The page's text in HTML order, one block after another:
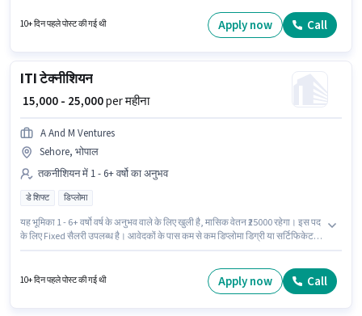
फूड हाईजीन/ सेफ्टी जैसी स्किल्स होनी चाहिए।
10+ दिन पहले पोस्ट की गई थी Apply now Call
ITI टेक्नीशियन
₹ 15,000 - 25,000per महीना
A And M Ventures
Sehore, भोपाल
तकनीशियन में 1 - 6+ वर्षो का अनुभव
डे शिफ्ट डिप्लोमा
यह भूमिका 1 - 6+ वर्षो वर्ष के अनुभव वाले के लिए खुली है, मासिक वेतन ₹25000 रहेगा। इस पद
के लिए Fixed सैलरी उपलब्ध है। आवेदकों के पास कम से कम डिप्लोमा डिग्री या सर्टिफिकेट
6 days working प्रति सप्ताह है।
10+ दिन पहले पोस्ट की गई थी Apply now Call